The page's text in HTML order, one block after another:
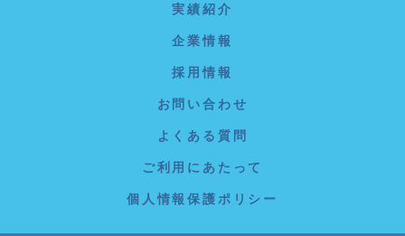
実績紹介
企業情報
採用情報
お問い合わせ
よくある質問
ご利用にあたって
個人情報保護ポリシー